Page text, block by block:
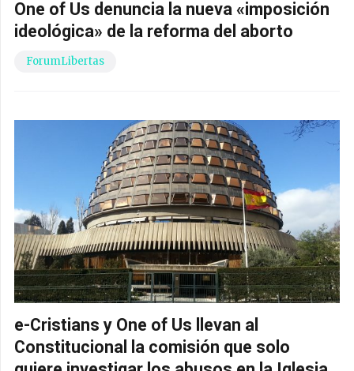
One of Us denuncia la nueva «imposición
ideológica» de la reforma del aborto
ForumLibertas
e-Cristians y One of Us llevan al
Constitucional la comisión que solo